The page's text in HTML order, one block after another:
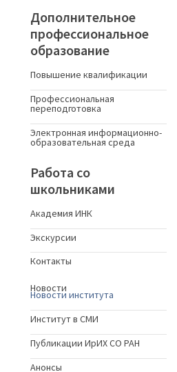
Дополнительное
профессиональное
образование
Повышение квалификации
Профессиональная
переподготовка
Электронная информационно-
образовательная среда
Работа со
школьниками
Академия ИНК
Экскурсии
Контакты
Новости
Новости института
Институт в СМИ
Публикации ИрИХ СО РАН
Анонсы